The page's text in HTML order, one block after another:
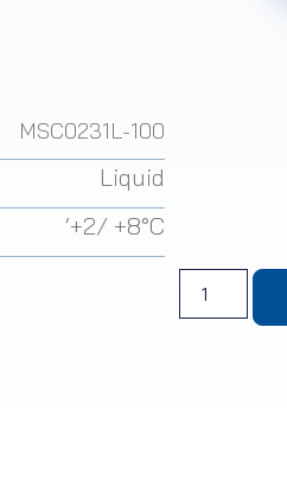
MSC0231L-100
Liquid
‘+2/ +8°C